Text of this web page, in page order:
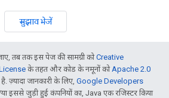
सुझाव भेजें
तब तक इस पेज की सामग्री कोCreative
के तहत और कोड के नमूनों कोApache 2.0
ज़्यादा जानकारी के लिए, Google Developers
इससे जुड़ी हुई कंपनियों का, Java एक रजिस्टर किया